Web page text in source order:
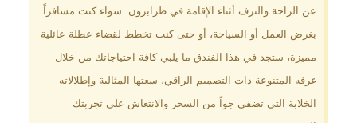
موقع مميز في قلب طرابزون بالقرب
من أهم المعالم السياحية. إطلالات
الخضراء. مرافق متكاملة تشمل
مسبحًا داخليًا، سبا، صالة ألعاب
رياضية، ومطاعم عالمية.
عن الراحة والترف أثناء الإقامة في طرابزون. سواء كنت مسافراً
بغرض العمل أو السياحة، أو حتى كنت تخطط لقضاء عطلة عائلية
مميزة، ستجد في هذا الفندق ما يلبي كافة احتياجاتك من خلال
غرفه المتنوعة ذات التصميم الراقي، سعتها المثالية وإطلالاته
الخلابة التي تضفي جواً من السحر والانتعاش على تجربتك